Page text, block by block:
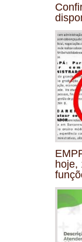
hoje,